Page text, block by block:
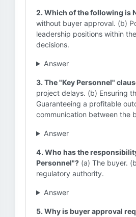
2. Which of the following is
without buyer approval. (b)
leadership positions within
decisions.
Answer
3. The "Key Personnel"
project delays. (b) Ensuring
Guaranteeing a profitable
communication between the
Answer
4. Who has the
Personnel"? (a) The buyer.
regulatory authority.
Answer
5. Why is buyer approval